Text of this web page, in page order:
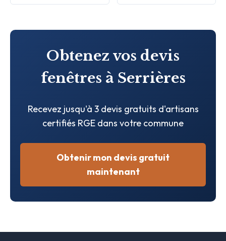
Obtenez vos devis
fenêtres à Serrières
Recevez jusqu'à 3 devis gratuits d'artisans
certifiés RGE dans votre commune
Obtenir mon devis gratuit
maintenant